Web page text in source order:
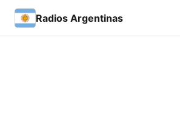
Radios Argentinas